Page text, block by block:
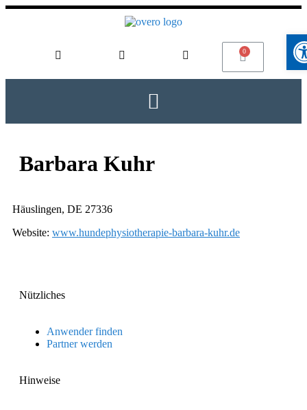
Barbara Kuhr
Häuslingen, DE 27336
Website: www.hundephysiotherapie-barbara-kuhr.de
Nützliches
Anwender finden
Partner werden
Hinweise